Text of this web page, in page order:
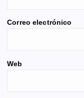
Correo electrónico
Web